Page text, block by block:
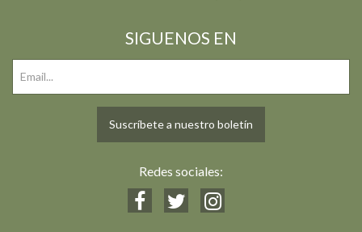
SIGUENOS EN
Suscríbete a nuestro boletín
Redes sociales: